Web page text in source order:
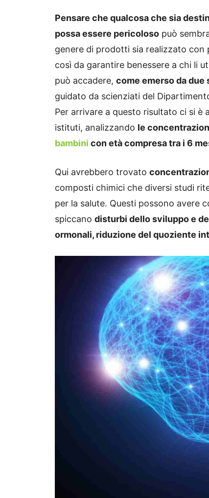
Pensare che qualcosa che sia
possa essere pericoloso può
genere di prodotti sia realizzato
così da garantire benessere a chi li
può accadere, come emerso da due
guidato da scienziati del
Per arrivare a questo risultato ci si è
istituti, analizzando le
bambini con età compresa tra i 6
Qui avrebbero trovato
composti chimici che diversi studi
per la salute. Questi possono avere
spiccano disturbi dello sviluppo e
ormonali, riduzione del quoziente